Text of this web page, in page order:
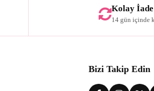
Kolay İade
14 gün içinde
Bizi Takip Edin